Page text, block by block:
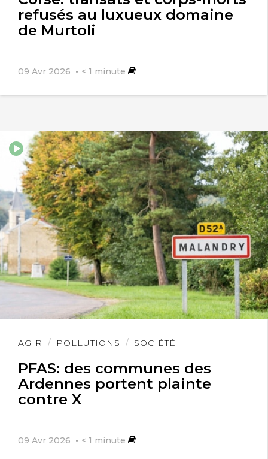
refusés au luxueux domaine
de Murtoli
09 Avr 2026 < 1 minute
AGIR POLLUTIONS SOCIÉTÉ
PFAS: des communes des
Ardennes portent plainte
contre X
09 Avr 2026 < 1 minute
Lire